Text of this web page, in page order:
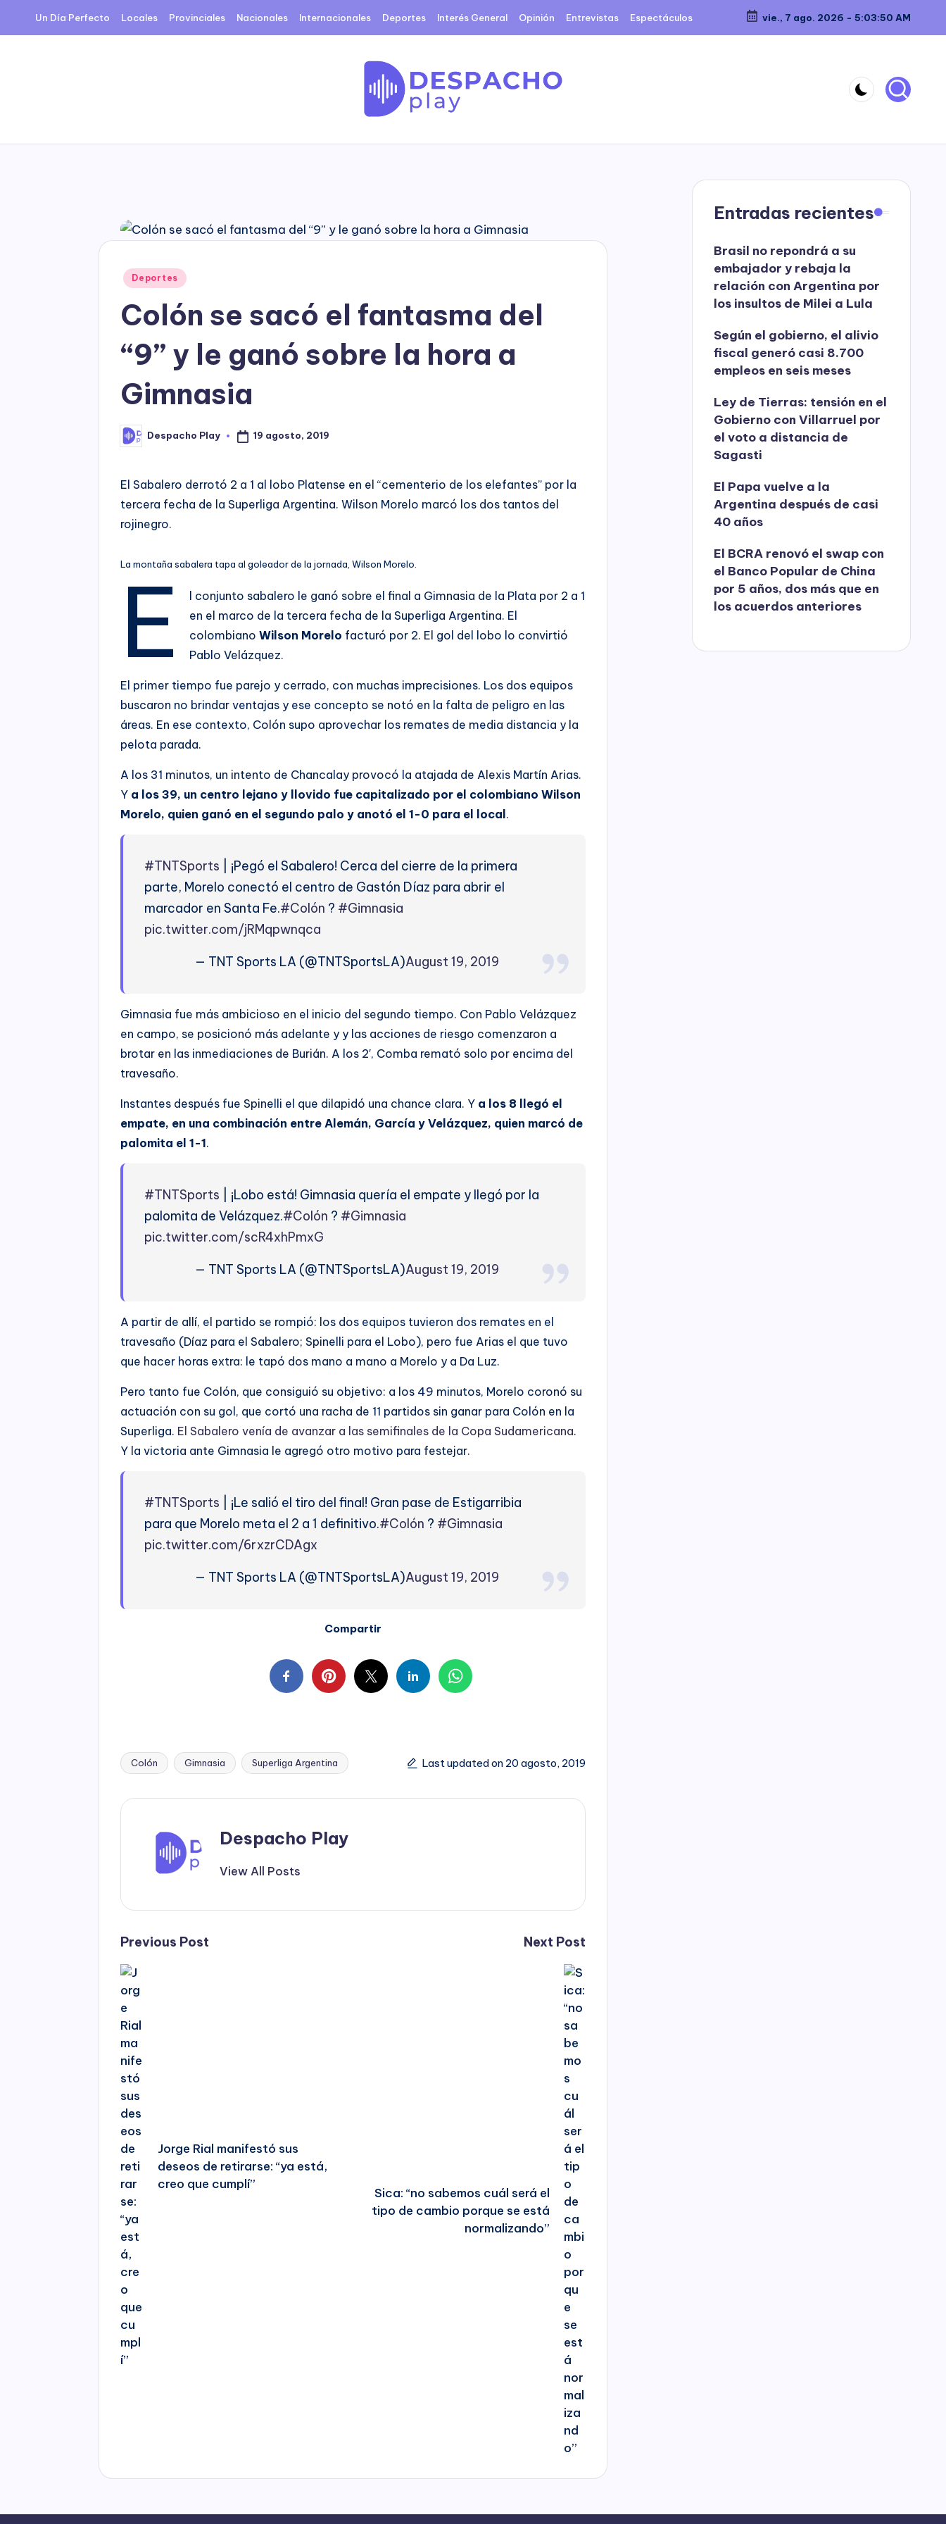
Skip
Un Día Perfecto Locales Provinciales Nacionales Internacionales Deportes Interés General Opinión Entrevistas Espectáculos vie., 7 ago. 2026 - 5:03:50 AM
D
p
h
o
Posted
Deportes
Colón se sacó el fantasma del
“9” y le ganó sobre la hora a
Gimnasia
Posted
by
Despacho Play 19 agosto, 2019
El Sabalero derrotó 2 a 1 al lobo Platense en el “cementerio de los elefantes” por la
tercera fecha de la Superliga Argentina. Wilson Morelo marcó los dos tantos del
rojinegro.
La montaña sabalera tapa al goleador de la jornada, Wilson Morelo.
E
l conjunto sabalero le ganó sobre el final a Gimnasia de la Plata por 2 a 1
en el marco de la tercera fecha de la Superliga Argentina. El
colombiano Wilson Morelo facturó por 2. El gol del lobo lo convirtió
Pablo Velázquez.
El primer tiempo fue parejo y cerrado, con muchas imprecisiones. Los dos equipos
buscaron no brindar ventajas y ese concepto se notó en la falta de peligro en las
áreas. En ese contexto, Colón supo aprovechar los remates de media distancia y la
pelota parada.
A los 31 minutos, un intento de Chancalay provocó la atajada de Alexis Martín Arias.
Y a los 39, un centro lejano y llovido fue capitalizado por el colombiano Wilson
Morelo, quien ganó en el segundo palo y anotó el 1-0 para el local.
#TNTSports | ¡Pegó el Sabalero! Cerca del cierre de la primera
parte, Morelo conectó el centro de Gastón Díaz para abrir el
marcador en Santa Fe.#Colón ? #Gimnasia
pic.twitter.com/jRMqpwnqca
— TNT Sports LA (@TNTSportsLA)August 19, 2019
Gimnasia fue más ambicioso en el inicio del segundo tiempo. Con Pablo Velázquez
en campo, se posicionó más adelante y y las acciones de riesgo comenzaron a
brotar en las inmediaciones de Burián. A los 2′, Comba remató solo por encima del
travesaño.
Instantes después fue Spinelli el que dilapidó una chance clara. Y a los 8 llegó el
empate, en una combinación entre Alemán, García y Velázquez, quien marcó de
palomita el 1-1.
#TNTSports | ¡Lobo está! Gimnasia quería el empate y llegó por la
palomita de Velázquez.#Colón ? #Gimnasia
pic.twitter.com/scR4xhPmxG
— TNT Sports LA (@TNTSportsLA)August 19, 2019
A partir de allí, el partido se rompió: los dos equipos tuvieron dos remates en el
travesaño (Díaz para el Sabalero; Spinelli para el Lobo), pero fue Arias el que tuvo
que hacer horas extra: le tapó dos mano a mano a Morelo y a Da Luz.
Pero tanto fue Colón, que consiguió su objetivo: a los 49 minutos, Morelo coronó su
actuación con su gol, que cortó una racha de 11 partidos sin ganar para Colón en la
Superliga. El Sabalero venía de avanzar a las semifinales de la Copa Sudamericana.
Y la victoria ante Gimnasia le agregó otro motivo para festejar.
#TNTSports | ¡Le salió el tiro del final! Gran pase de Estigarribia
para que Morelo meta el 2 a 1 definitivo.#Colón ? #Gimnasia
pic.twitter.com/6rxzrCDAgx
— TNT Sports LA (@TNTSportsLA)August 19, 2019
Compartir
Tags:
Colón Gimnasia Superliga Argentina Last updated on 20 agosto, 2019
Despacho Play
View All Posts
Post
navigation
Previous Post
Jorge Rial manifestó sus
deseos de retirarse: “ya está,
creo que cumplí”
Next Post
Sica: “no sabemos cuál será el
tipo de cambio porque se está
normalizando”
Entradas recientes
Brasil no repondrá a su
embajador y rebaja la
relación con Argentina por
los insultos de Milei a Lula
Según el gobierno, el alivio
fiscal generó casi 8.700
empleos en seis meses
Ley de Tierras: tensión en el
Gobierno con Villarruel por
el voto a distancia de
Sagasti
El Papa vuelve a la
Argentina después de casi
40 años
El BCRA renovó el swap con
el Banco Popular de China
por 5 años, dos más que en
los acuerdos anteriores